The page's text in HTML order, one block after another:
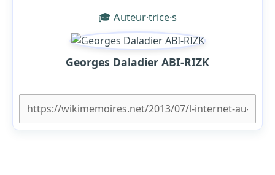
🎓 Auteur·trice·s
Georges Daladier ABI-RIZK